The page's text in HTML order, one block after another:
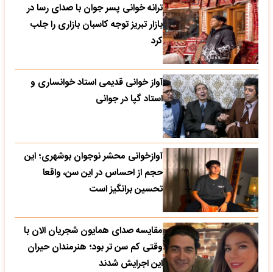
ترانه خوانی پسر جوان با صدای رسا در
بازار تبریز توجه کاسبان بازاری را جلب
کرد
آواز خوانی قدیمی استاد خوانساری و
استاد گپا در جوانی
آوازخوانی محشر نوجوان بوشهری؛ این
حجم از احساس در این سن، واقعا
تحسین‌ برانگیز است
مقایسه صدای همایون شجریان الان با
وقتی کم سن تر بود؛ هنرمندان حیران
این اجرایش شدند